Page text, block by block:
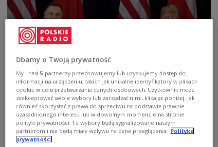
Президенти Польщі Анджей Дуда і США Дональд Трамп
PAP/Radek
Pietruszka
Президенти Польщі та Сполучених Штатів
Dbamy o Twoją prywatność
My i nasi5 partnerzy przechowujemy lub uzyskujemy dostęp do
informacji na urządzeniu, takich jak unikalne identyfikatory w plikach
cookie w celu przetwarzania danych osobowych. Użytkownik może
zaakceptować swoje wybory lub zarządzać nimi, klikając poniżej, jak
również skorzystać z prawa do sprzeciwu na podstawie prawnie
uzasadnionego interesu lub w dowolnym momencie na stronie
polityki prywatności. Te wybory będą sygnalizowane naszym
partnerom i nie będą miały wpływu na dane przeglądania. Polityka
prywatności